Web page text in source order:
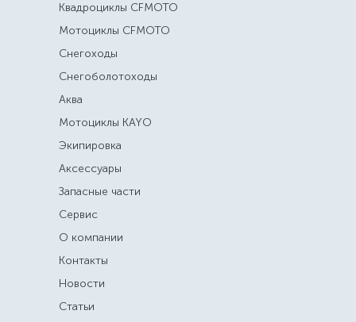
Квадроциклы CFMOTO
Мотоциклы CFMOTO
Снегоходы
Снегоболотоходы
Аква
Мотоциклы KAYO
Экипировка
Аксессуары
Запасные части
Сервис
О компании
Контакты
Новости
Статьи